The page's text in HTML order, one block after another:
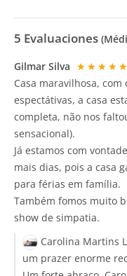
5 Evaluaciones
Gilmar Silva ★★★★★
Casa maravilhosa,
espectátivas, a casa
completa, não nos
sensacional).
Já estamos com
mais dias, pois a casa
para férias em família.
Também fomos muito
show de simpatia.
Carolina Martins
um prazer enorme